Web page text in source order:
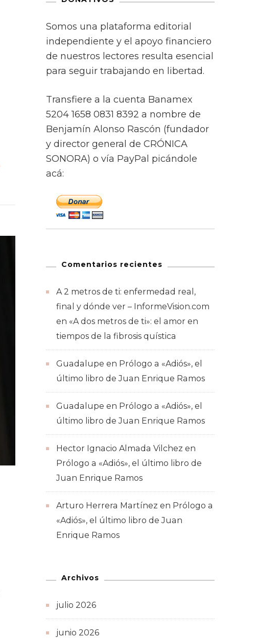
Somos una plataforma editorial
independiente y el apoyo financiero
de nuestros lectores resulta esencial
para seguir trabajando en libertad.
Transfiere a la cuenta Banamex
5204 1658 0831 8392 a nombre de
Benjamín Alonso Rascón (fundador
y director general de CRÓNICA
SONORA) o vía PayPal picándole
acá:
Comentarios recientes
A 2 metros de ti: enfermedad real,
final y dónde ver – InformeVision.com
en «A dos metros de ti»: el amor en
tiempos de la fibrosis quística
Guadalupe en Prólogo a «Adiós», el
último libro de Juan Enrique Ramos
Guadalupe en Prólogo a «Adiós», el
último libro de Juan Enrique Ramos
Hector Ignacio Almada Vilchez en
Prólogo a «Adiós», el último libro de
Juan Enrique Ramos
Arturo Herrera Martínez en Prólogo a
«Adiós», el último libro de Juan
Enrique Ramos
Archivos
julio 2026
junio 2026